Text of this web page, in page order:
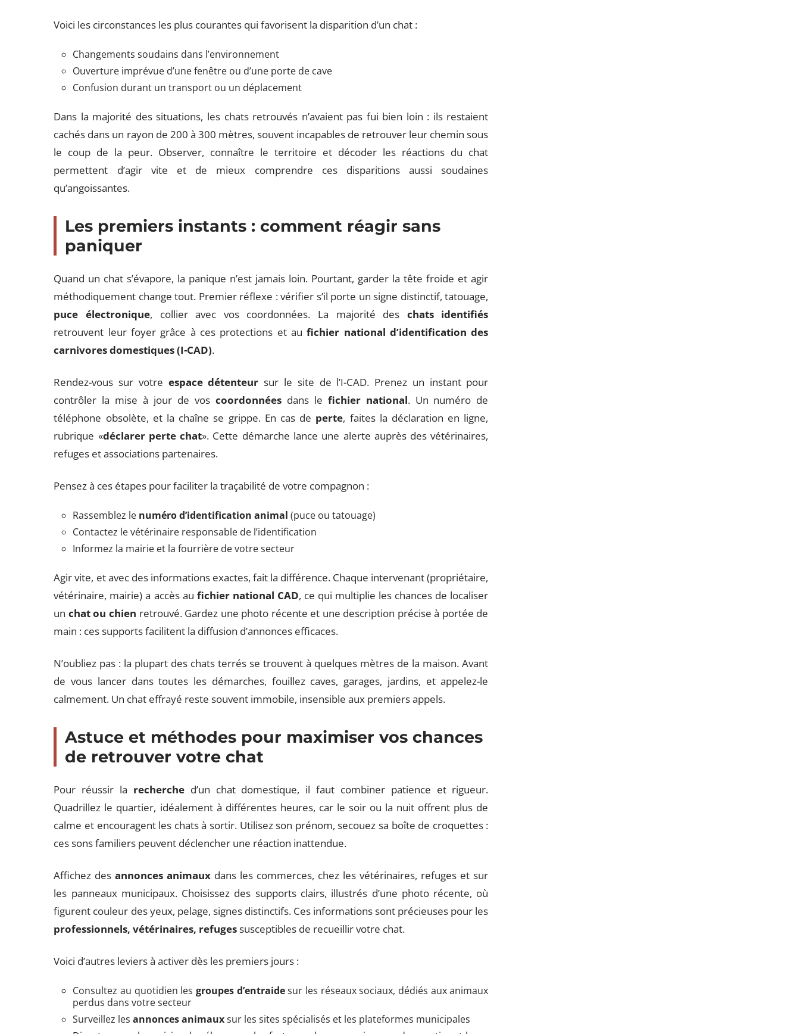
Voici les circonstances les plus courantes qui favorisent la disparition d’un chat :
Changements soudains dans l’environnement
Ouverture imprévue d’une fenêtre ou d’une porte de cave
Confusion durant un transport ou un déplacement
Dans la majorité des situations, les chats retrouvés n’avaient pas fui bien loin : ils restaient
cachés dans un rayon de 200 à 300 mètres, souvent incapables de retrouver leur chemin sous
le coup de la peur. Observer, connaître le territoire et décoder les réactions du chat
permettent d’agir vite et de mieux comprendre ces disparitions aussi soudaines
qu’angoissantes.
Les premiers instants : comment réagir sans
paniquer
Quand un chat s’évapore, la panique n’est jamais loin. Pourtant, garder la tête froide et agir
méthodiquement change tout. Premier réflexe : vérifier s’il porte un signe distinctif, tatouage,
puce électronique, collier avec vos coordonnées. La majorité des chats identifiés
retrouvent leur foyer grâce à ces protections et aufichier national d’identification des
carnivores domestiques (I-CAD).
Rendez-vous sur votre espace détenteur sur le site de l’I-CAD. Prenez un instant pour
contrôler la mise à jour de vos coordonnéesdans le fichier national. Un numéro de
téléphone obsolète, et la chaîne se grippe. En cas de perte, faites la déclaration en ligne,
rubrique «déclarer perte chat». Cette démarche lance une alerte auprès des vétérinaires,
refuges et associations partenaires.
Pensez à ces étapes pour faciliter la traçabilité de votre compagnon :
Rassemblez le numéro d’identification animal (puce ou tatouage)
Contactez le vétérinaire responsable de l’identification
Informez la mairie et la fourrière de votre secteur
Agir vite, et avec des informations exactes, fait la différence. Chaque intervenant (propriétaire,
vétérinaire, mairie) a accès au fichier national CAD, ce qui multiplie les chances de localiser
un chat ou chien retrouvé. Gardez une photo récente et une description précise à portée de
main : ces supports facilitent la diffusion d’annonces efficaces.
N’oubliez pas : la plupart des chats terrés se trouvent à quelques mètres de la maison. Avant
de vous lancer dans toutes les démarches, fouillez caves, garages, jardins, et appelez-le
calmement. Un chat effrayé reste souvent immobile, insensible aux premiers appels.
Astuce et méthodes pour maximiser vos chances
de retrouver votre chat
Pour réussir la recherched’un chat domestique, il faut combiner patience et rigueur.
Quadrillez le quartier, idéalement à différentes heures, car le soir ou la nuit offrent plus de
calme et encouragent les chats à sortir. Utilisez son prénom, secouez sa boîte de croquettes :
ces sons familiers peuvent déclencher une réaction inattendue.
Affichez desannonces animaux dans les commerces, chez les vétérinaires, refuges et sur
les panneaux municipaux. Choisissez des supports clairs, illustrés d’une photo récente, où
figurent couleur des yeux, pelage, signes distinctifs. Ces informations sont précieuses pour les
professionnels, vétérinaires, refugessusceptibles de recueillir votre chat.
Voici d’autres leviers à activer dès les premiers jours :
Consultez au quotidien lesgroupes d’entraidesur les réseaux sociaux, dédiés aux animaux
perdus dans votre secteur
Surveillez lesannonces animauxsur les sites spécialisés et les plateformes municipales